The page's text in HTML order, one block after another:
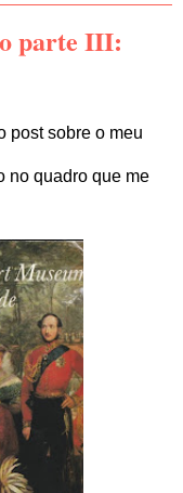
parte III:
post sobre o meu
no quadro que me